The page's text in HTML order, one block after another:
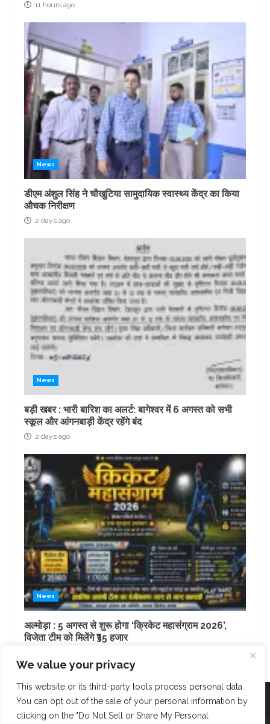
We value your privacy
This website or its third-party tools process personal data.
You can opt out of the sale of your personal information by
clicking on the "Do Not Sell or Share My Personal
11 hours ago
News
डीएम अंशुल सिंह ने चौखुटिया सामुदायिक स्वास्थ्य केंद्र का किया
औचक निरीक्षण
2 days ago
News
बड़ी खबर : भारी बारिश का अलर्ट: बागेश्वर में 6 अगस्त को सभी
स्कूल और आंगनबाड़ी केंद्र रहेंगे बंद
2 days ago
News
अल्मोड़ा : 5 अगस्त से शुरू होगा ‘क्रिकेट महासंग्राम 2026’,
विजेता टीम को मिलेंगे ₹35 हजार
FacebookInstagram
Twitter